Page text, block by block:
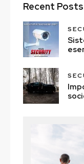
Recent Posts